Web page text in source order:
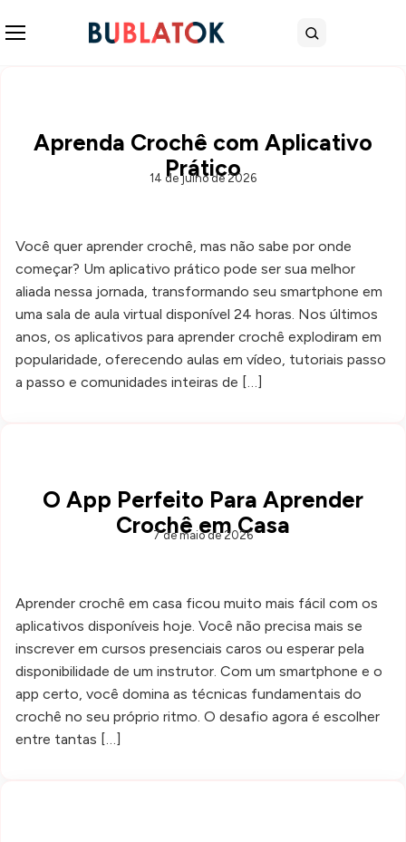
Buscar
Aprenda Crochê com Aplicativo
Prático
14 de julho de 2026
Você quer aprender crochê, mas não sabe por onde
começar? Um aplicativo prático pode ser sua melhor
aliada nessa jornada, transformando seu smartphone em
uma sala de aula virtual disponível 24 horas. Nos últimos
anos, os aplicativos para aprender crochê explodiram em
popularidade, oferecendo aulas em vídeo, tutoriais passo
a passo e comunidades inteiras de […]
O App Perfeito Para Aprender
Crochê em Casa
7 de maio de 2026
Aprender crochê em casa ficou muito mais fácil com os
aplicativos disponíveis hoje. Você não precisa mais se
inscrever em cursos presenciais caros ou esperar pela
disponibilidade de um instrutor. Com um smartphone e o
app certo, você domina as técnicas fundamentais do
crochê no seu próprio ritmo. O desafio agora é escolher
entre tantas […]